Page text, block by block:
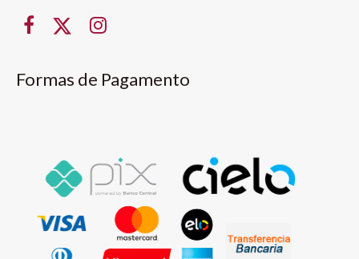
Formas de Pagamento